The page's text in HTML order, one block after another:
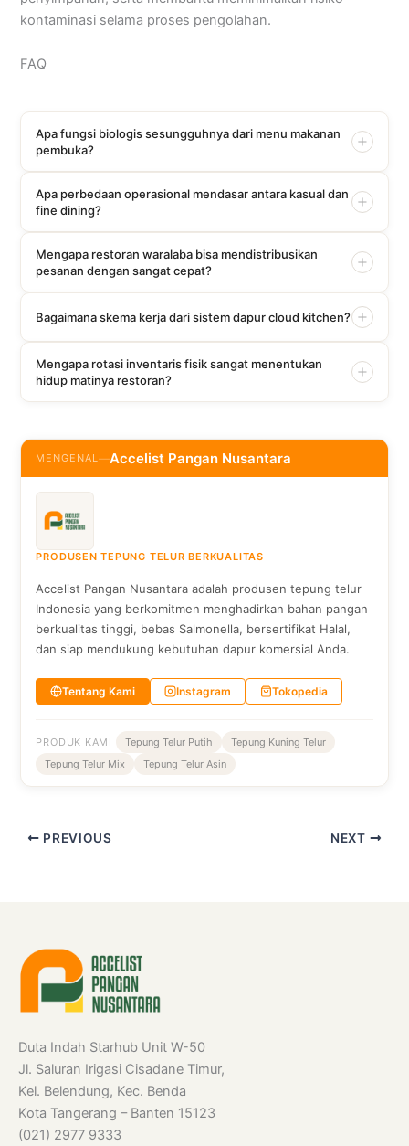
kontaminasi selama proses pengolahan.
FAQ
Apa fungsi biologis sesungguhnya dari menu makanan
pembuka?
Apa perbedaan operasional mendasar antara kasual dan
fine dining?
Mengapa restoran waralaba bisa mendistribusikan
pesanan dengan sangat cepat?
Bagaimana skema kerja dari sistem dapur cloud kitchen?
Mengapa rotasi inventaris fisik sangat menentukan
hidup matinya restoran?
MENGENAL—Accelist Pangan Nusantara
PRODUSEN TEPUNG TELUR BERKUALITAS
Accelist Pangan Nusantara adalah produsen tepung telur
Indonesia yang berkomitmen menghadirkan bahan pangan
berkualitas tinggi, bebas Salmonella, bersertifikat Halal,
dan siap mendukung kebutuhan dapur komersial Anda.
Tentang Kami Instagram Tokopedia
PRODUK KAMI Tepung Telur Putih
Tepung Kuning Telur
Tepung Telur Mix
Tepung Telur Asin
PREVIOUS NEXT
Duta Indah Starhub Unit W-50
Jl. Saluran Irigasi Cisadane Timur,
Kel. Belendung, Kec. Benda
Kota Tangerang – Banten 15123
(021) 2977 9333